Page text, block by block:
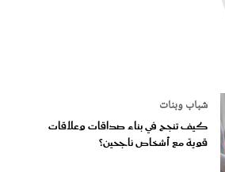
شباب وبنات
كيف تنجح في بناء صداقات وعلاقات
قوية مع أشخاص ناجحين؟